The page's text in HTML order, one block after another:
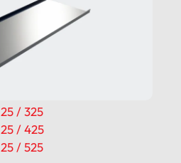
25 / 325
25 / 425
25 / 525